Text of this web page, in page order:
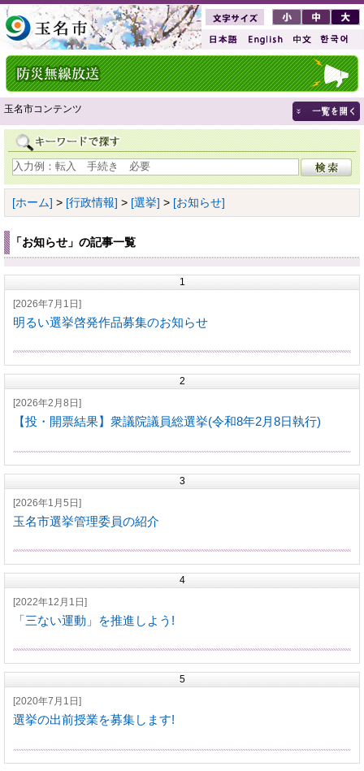
玉名市コンテンツ
[ホーム] > [行政情報] > [選挙] > [お知らせ]
「お知らせ」の記事一覧
1
[2026年7月1日]
明るい選挙啓発作品募集のお知らせ
2
[2026年2月8日]
【投・開票結果】衆議院議員総選挙(令和8年2月8日執行)
3
[2026年1月5日]
玉名市選挙管理委員の紹介
4
[2022年12月1日]
「三ない運動」を推進しよう!
5
[2020年7月1日]
選挙の出前授業を募集します!